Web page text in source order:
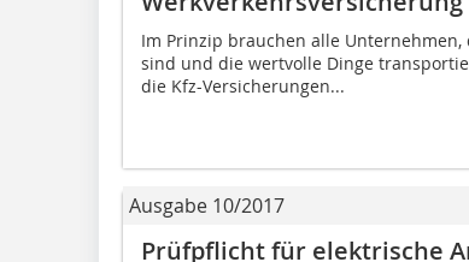
Im Prinzip brauchen alle
sind und die wertvolle Dinge
die Kfz-Versicherungen...
Ausgabe 10/2017
Prüfpflicht für elektrische